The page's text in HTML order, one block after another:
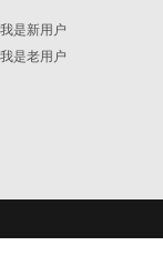
我是新用户
我是老用户